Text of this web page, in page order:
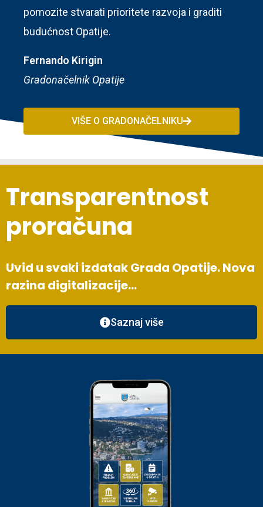
pomozite stvarati prioritete razvoja i graditi
budućnost Opatije.
Fernando Kirigin
Gradonačelnik Opatije
VIŠE O GRADONAČELNIKU
Transparentnost
proračuna
Uvid u svaki izdatak Grada Opatije. Nova
razina digitalizacije…
Saznaj više